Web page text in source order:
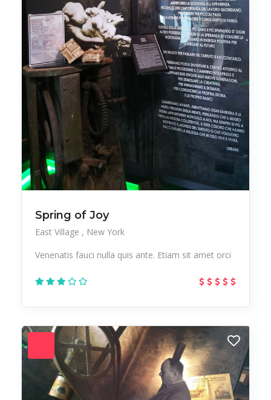
Spring of Joy
East Village
New York
Venenatis fauci nulla quis ante. Etiam sit amet orci